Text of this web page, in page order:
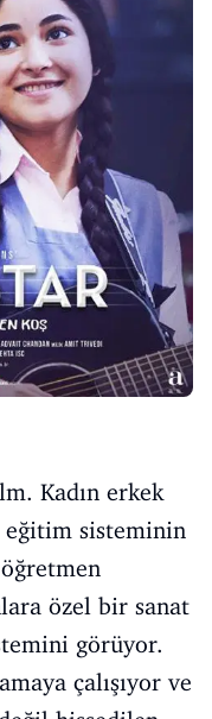
Kadın erkek
eğitim sisteminin
özel bir sanat
görüyor.
çalışıyor ve